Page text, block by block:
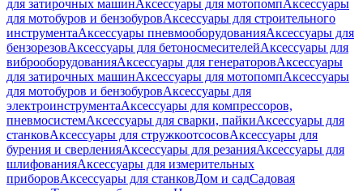
для затирочных машинАксессуары для мотопомпАксессуары
для мотобуров и бензобуровАксессуары для строительного
инструментаАксессуары пневмооборудованияАксессуары для
бензорезовАксессуары для бетоносмесителейАксессуары для
виброоборудованияАксессуары для генераторовАксессуары
для затирочных машинАксессуары для мотопомпАксессуары
для мотобуров и бензобуровАксессуары для
электроинструментаАксессуары для компрессоров,
пневмосистемАксессуары для сварки, пайкиАксессуары для
станковАксессуары для стружкоотсосовАксессуары для
бурения и сверленияАксессуары для резанияАксессуары для
шлифованияАксессуары для измерительных
приборовАксессуары для станковДом и садСадовая